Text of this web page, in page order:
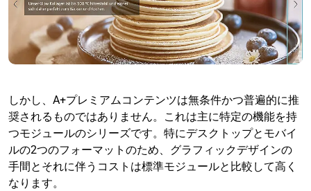
しかし、A+プレミアムコンテンツは無条件かつ普遍的に推
奨されるものではありません。これは主に特定の機能を持
つモジュールのシリーズです。特にデスクトップとモバイ
ルの2つのフォーマットのため、グラフィックデザインの
手間とそれに伴うコストは標準モジュールと比較して高く
なります。